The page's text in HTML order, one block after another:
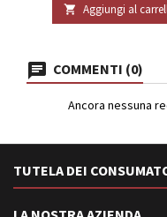
 Aggiungi al
COMMENTI (0)
Ancora nessuna
TUTELA DEI